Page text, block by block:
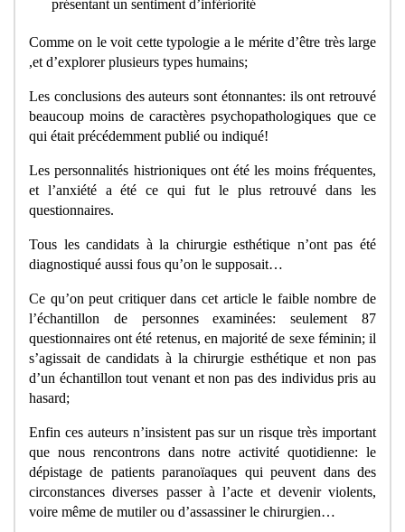
présentant un sentiment d’infériorité
Comme on le voit cette typologie a le mérite d’être très large
,et d’explorer plusieurs types humains;
Les conclusions des auteurs sont étonnantes: ils ont retrouvé
beaucoup moins de caractères psychopathologiques que ce
qui était précédemment publié ou indiqué!
Les personnalités histrioniques ont été les moins fréquentes,
et l’anxiété a été ce qui fut le plus retrouvé dans les
questionnaires.
Tous les candidats à la chirurgie esthétique n’ont pas été
diagnostiqué aussi fous qu’on le supposait…
Ce qu’on peut critiquer dans cet article le faible nombre de
l’échantillon de personnes examinées: seulement 87
questionnaires ont été retenus, en majorité de sexe féminin; il
s’agissait de candidats à la chirurgie esthétique et non pas
d’un échantillon tout venant et non pas des individus pris au
hasard;
Enfin ces auteurs n’insistent pas sur un risque très important
que nous rencontrons dans notre activité quotidienne: le
dépistage de patients paranoïaques qui peuvent dans des
circonstances diverses passer à l’acte et devenir violents,
voire même de mutiler ou d’assassiner le chirurgien…